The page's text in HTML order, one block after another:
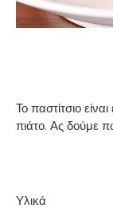
Το παστίτσιο
πιάτο. Ας δούμε
Υλικά